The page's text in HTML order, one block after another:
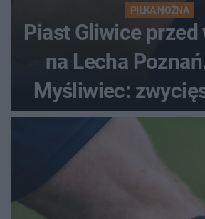
PIŁKA NOŻNA
Piast Gliwice przed
na Lecha
Myśliwiec: